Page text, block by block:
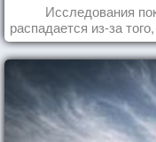
Исследования
распадается из-за
та роль,